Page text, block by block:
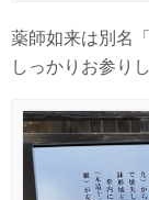
薬師如来は別名「
しっかりお参り